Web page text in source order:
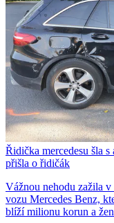
Řidička mercedesu šla
přišla o řidičák
Vážnou nehodu zažila v
vozu Mercedes Benz,
blíží milionu korun a